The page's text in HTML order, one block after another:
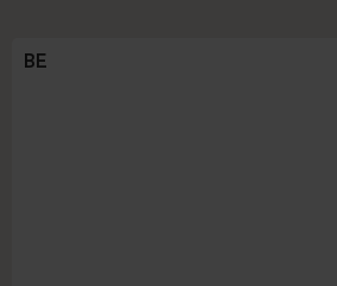
BE